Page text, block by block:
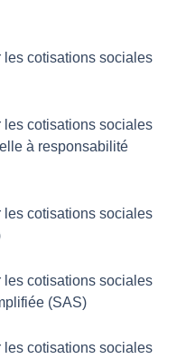
les cotisations sociales
les cotisations sociales
à responsabilité
les cotisations sociales
les cotisations sociales
(SAS)
les cotisations sociales